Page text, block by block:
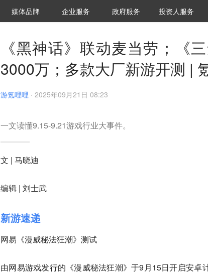
媒体品牌 36Kr研究院
企业服务 城市之窗
政府服务 VClub投资机构库
投资机构职位推介
投资人服务
《黑神话》联动麦当劳；《
3000万；多款大厂新游开测 |
游氪哩哩 · 2025年09月21日 08:23
一文读懂9.15-9.21游戏行业大事件。
文 | 马晓迪‍
编辑 | 刘士武
新游速递
网易《漫威秘法狂潮》测试
由网易游戏发行的《漫威秘法狂潮》于9月15日开启安卓